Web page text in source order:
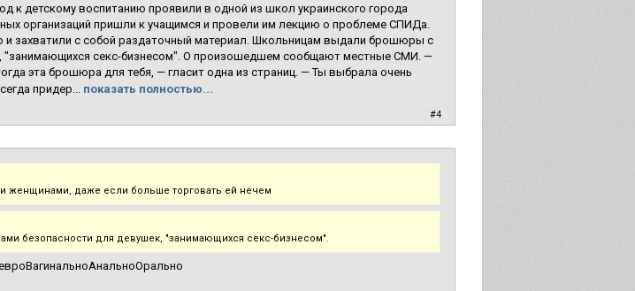
к детскому воспитанию проявили в одной из школ украинского города
организаций пришли к учащимся и провели им лекцию о проблеме СПИДа.
и захватили с собой раздаточный материал. Школьницам выдали брошюры с
"занимающихся секс-бизнесом". О произошедшем сообщают местные СМИ. —
эта брошюра для тебя, — гласит одна из страниц. — Ты выбрала очень
придер... показать полностью...
#4
женщинами, даже если больше торговать ей нечем
безопасности для девушек, "занимающихся секс-бизнесом".